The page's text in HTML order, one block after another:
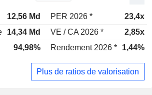
12,56 Md PER 2026 *
23,4x
14,34 Md VE / CA 2026 *
2,85x
94,98% Rendement 2026 * 1,44%
Plus de ratios de valorisation